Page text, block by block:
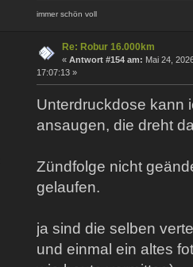
immer schön voll
Re: Robur 16.000km
« Antwort #154 am: Mai 24,
17:07:13 »
Unterdruckdose kann
ansaugen, die dreht
Zündfolge nicht
gelaufen.
ja sind die selben
und einmal ein altes